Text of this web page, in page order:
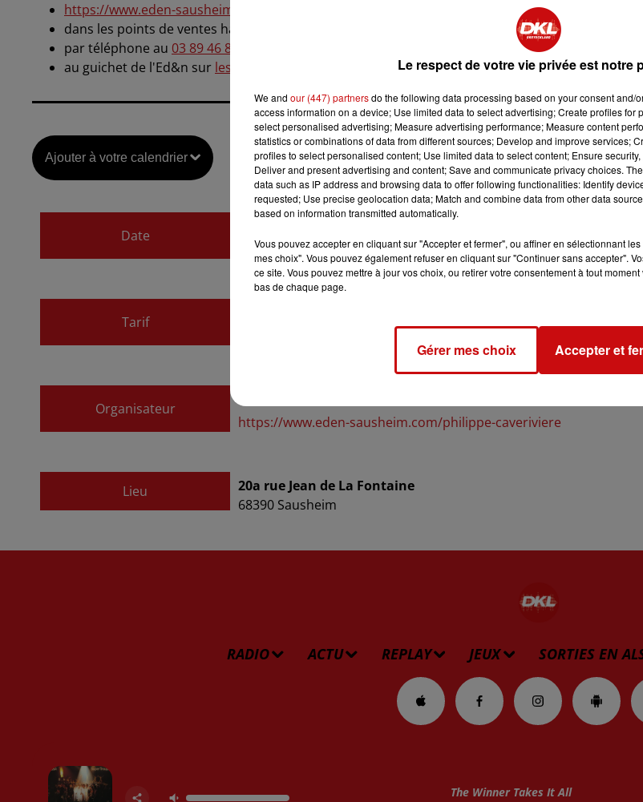
https://www.eden-sausheim.com/philippe-caveriviere
dans les points de ventes habituels
par téléphone au 03 89 46 83 90
au guichet de l'Ed&n sur les heures d'ouverture
Ajouter à votre calendrier
Date
du5 juin 2026 à 20h00
au5 juin 2026 à 22h00
Tarif
Organisateur
https://www.eden-sausheim.com/philippe-caveriviere
Lieu
20a rue Jean de La Fontaine
68390 Sausheim
RADIO ACTU REPLAY JEUX SORTIES EN
The Winner Takes It All
Le respect de votre vie privée est notre
We and our (447) partnersdo the following data processing based on your consent and/
access information on a device; Use limited data to select advertising; Create profiles for
select personalised advertising; Measure advertising performance; Measure content
statistics or combinations of data from different sources; Develop and improve services;
profiles to select personalised content; Use limited data to select content; Ensure
Deliver and present advertising and content; Save and communicate privacy choices.
data such as IP address and browsing data to offer following functionalities: Identify
requested; Use precise geolocation data; Match and combine data from other data
based on information transmitted automatically.
Vous pouvez accepter en cliquant sur "Accepter et fermer", ou affiner en sélectionnant
mes choix". Vous pouvez également refuser en cliquant sur "Continuer sans accepter".
ce site. Vous pouvez mettre à jour vos choix, ou retirer votre consentement à tout
bas de chaque page.
Gérer mes choix Accepter et